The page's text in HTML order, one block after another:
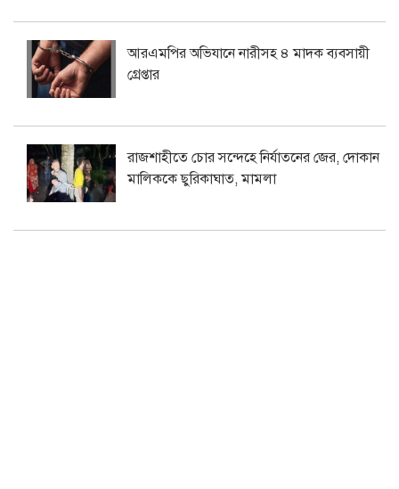
আরএমপির অভিযানে নারীসহ ৪ মাদক ব্যবসায়ী
গ্রেপ্তার
রাজশাহীতে চোর সন্দেহে নির্যাতনের জের, দোকান
মালিককে ছুরিকাঘাত, মামলা